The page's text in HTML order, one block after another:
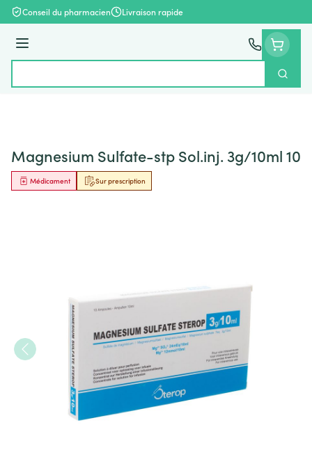
Aller au contenu
Conseil du pharmacien Livraison rapide
Menu
Magnesium Sulfate-stp Sol.inj. 3g/10ml 10
Sur prescription
Médicament